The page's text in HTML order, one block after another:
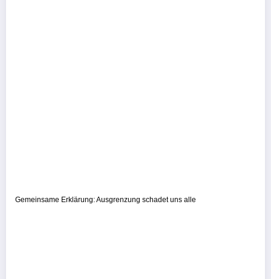
Gemeinsame Erklärung: Ausgrenzung schadet uns alle